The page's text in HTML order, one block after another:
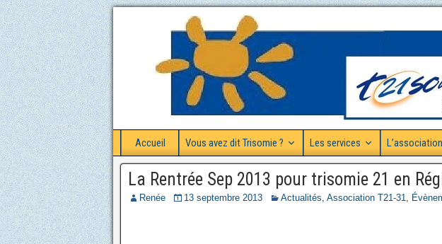
Accueil Vous avez dit Trisomie ? Les services L’association
La Rentrée Sep 2013 pour trisomie 21 en
Renée 13 septembre 2013 Actualités, Association T21-31,